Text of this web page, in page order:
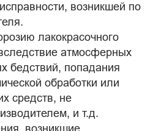
возникшей по
лакокрасочного
атмосферных
бедствий, попадания
обработки или
средств, не
и т.д.